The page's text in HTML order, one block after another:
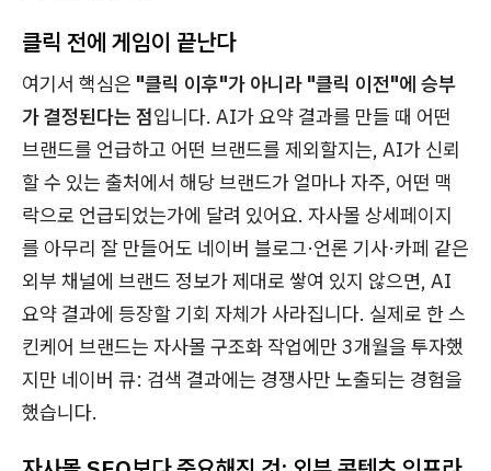
클릭 전에 게임이 끝난다
여기서 핵심은 "클릭 이후"가 아니라 "클릭 이전"에 승부
가 결정된다는 점입니다. AI가 요약 결과를 만들 때 어떤
브랜드를 언급하고 어떤 브랜드를 제외할지는, AI가 신뢰
할 수 있는 출처에서 해당 브랜드가 얼마나 자주, 어떤 맥
락으로 언급되었는가에 달려 있어요. 자사몰 상세페이지
를 아무리 잘 만들어도 네이버 블로그·언론 기사·카페 같은
외부 채널에 브랜드 정보가 제대로 쌓여 있지 않으면, AI
요약 결과에 등장할 기회 자체가 사라집니다. 실제로 한 스
킨케어 브랜드는 자사몰 구조화 작업에만 3개월을 투자했
지만 네이버 큐: 검색 결과에는 경쟁사만 노출되는 경험을
했습니다.